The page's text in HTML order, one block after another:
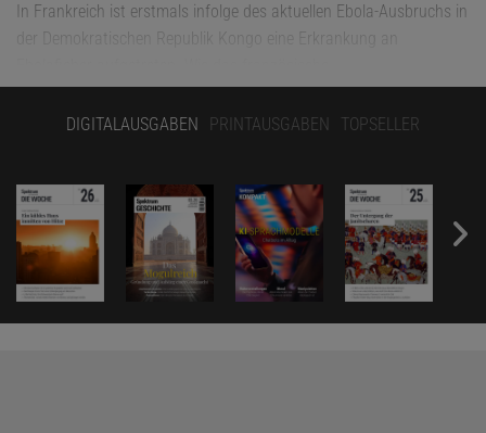
In Frankreich ist erstmals infolge des aktuellen Ebola-Ausbruchs in
der Demokratischen Republik Kongo eine Erkrankung an
Gesundheitsministerium heute bekannt gab, handelt es sich bei
dem Erkrankten um einen Arzt, der von einem humanitären
in stabilem Zustand, heißt es in der Mitteilung weiter. Die Behörden
seien nun dabei, die Kontaktpersonen des Infizierten
nachzuverfolgen; sie müssen 21 Tage in häuslicher Quarantäne
bleiben. Dass sich das Virus durch Erkrankte innerhalb Europas
DIGITALAUSGABEN PRINTAUSGABEN TOPSELLER